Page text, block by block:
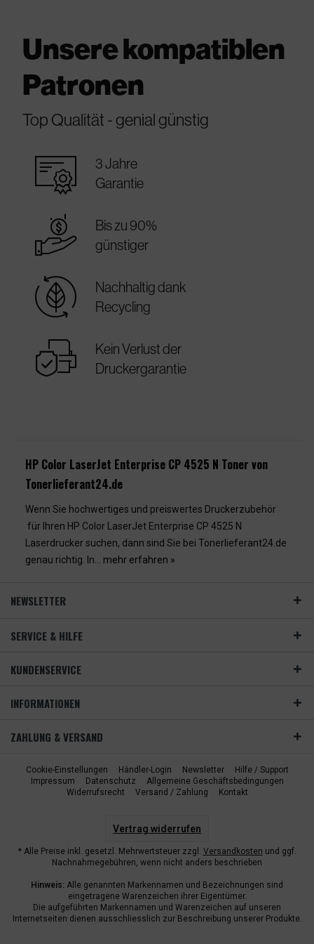
Unsere kompatiblen
Patronen
Top Qualität - genial günstig
warranty_certificate
3 Jahre
Garantie
best_price
Bis zu 90%
günstiger
sustainable
Nachhaltig dank
Recycling
warranty
Kein Verlust der
Druckergarantie
HP Color LaserJet Enterprise CP 4525 N Toner von
Tonerlieferant24.de
Wenn Sie hochwertiges und preiswertes Druckerzubehör
für Ihren HP Color LaserJet Enterprise CP 4525 N
Laserdrucker suchen, dann sind Sie bei Tonerlieferant24.de
genau richtig. In... mehr erfahren »
NEWSLETTER
SERVICE & HILFE
KUNDENSERVICE
INFORMATIONEN
ZAHLUNG & VERSAND
Cookie-Einstellungen Händler-Login Newsletter
Hilfe / Support
Impressum
Datenschutz
Allgemeine Geschäftsbedingungen
Widerrufsrecht
Versand / Zahlung Kontakt
Vertrag widerrufen
* Alle Preise inkl. gesetzl. Mehrwertsteuer zzgl. Versandkosten und ggf.
Nachnahmegebühren, wenn nicht anders beschrieben
Hinweis: Alle genannten Markennamen und Bezeichnungen sind
eingetragene Warenzeichen ihrer Eigentümer.
Die aufgeführten Markennamen und Warenzeichen auf unseren
Internetseiten dienen ausschliesslich zur Beschreibung unserer Produkte.